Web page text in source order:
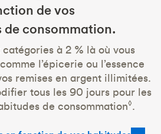
de vos
de consommation.
à 2 % là où vous
l’épicerie ou l’essence
remises en argent illimitées.
tous les 90 jours pour les
de consommation◊.